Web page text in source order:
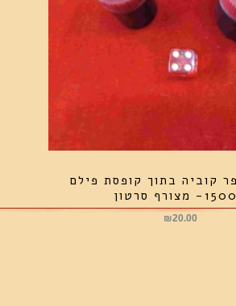
קוביה בתוך קופסת פילם
מצורף סרטון
₪20.00